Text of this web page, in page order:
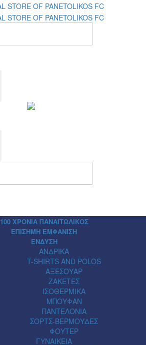
100 ΧΡΟΝΙΑ ΠΑΝΑΙΤΩΛΙΚΟΣ
ΕΠΙΣΗΜΗ ΕΜΦΑΝΙΣΗ
ΕΝΔΥΣΗ
ΑΝΔΡΙΚΑ
T-SHIRTS AND POLOS
ΑΞΕΣΟΥΑΡ
ΖΑΚΕΤΕΣ
ΙΣΟΘΕΡΜΙΚΑ
ΜΠΟΥΦΑΝ
ΠΑΝΤΕΛΟΝΙΑ
ΣΟΡΤΣ-ΒΕΡΜΟΥΔΕΣ
ΦΟΥΤΕΡ
ΓΥΝΑΙΚΕΙΑ